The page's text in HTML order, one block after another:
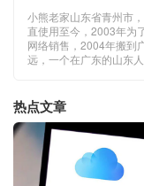
小熊老家山东省青州市
直使用至今，2003年为
网络销售，2004年搬到
远，一个在广东的山东
热点文章